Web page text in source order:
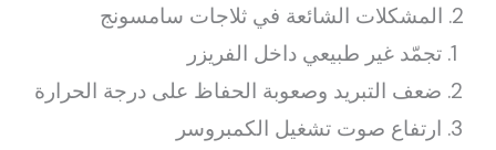
2. المشكلات الشائعة في ثلاجات سامسونج
تجمّد غير طبيعي داخل الفريزر
ضعف التبريد وصعوبة الحفاظ على درجة الحرارة
ارتفاع صوت تشغيل الكمبروسر